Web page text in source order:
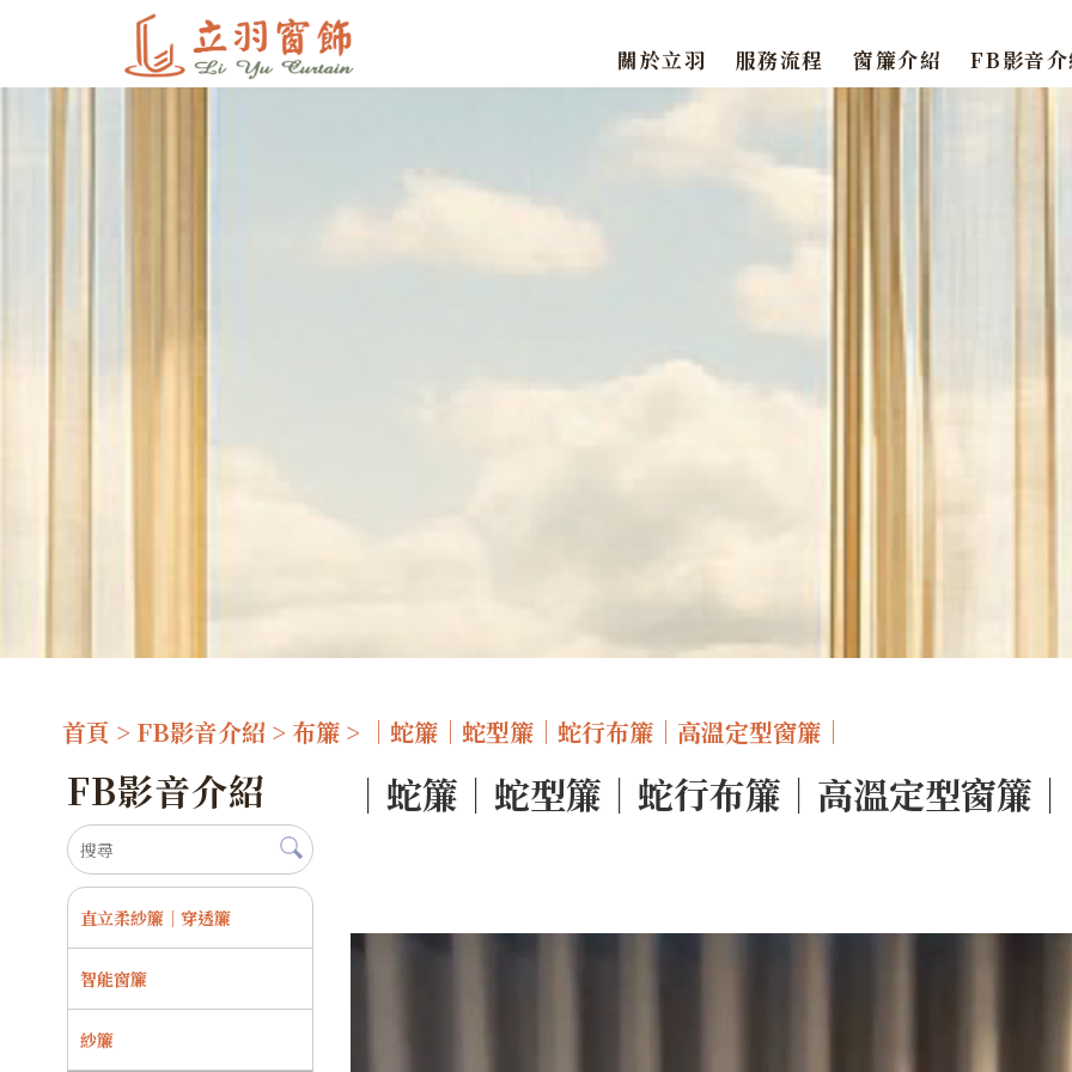
關於立羽 服務流程 窗簾介紹 FB影音
首頁 > FB影音介紹 > 布簾 > ｜蛇簾｜蛇型簾｜蛇行布簾｜高溫定型窗簾｜
FB影音介紹
直立柔紗簾｜穿透簾
智能窗簾
紗簾
｜蛇簾｜蛇型簾｜蛇行布簾｜高溫定型窗簾｜